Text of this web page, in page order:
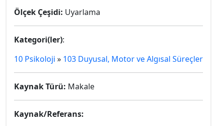
Ölçek Çeşidi: Uyarlama
Kategori(ler):
10 Psikoloji » 103 Duyusal, Motor ve Algısal Süreçler
Kaynak Türü: Makale
Kaynak/Referans: